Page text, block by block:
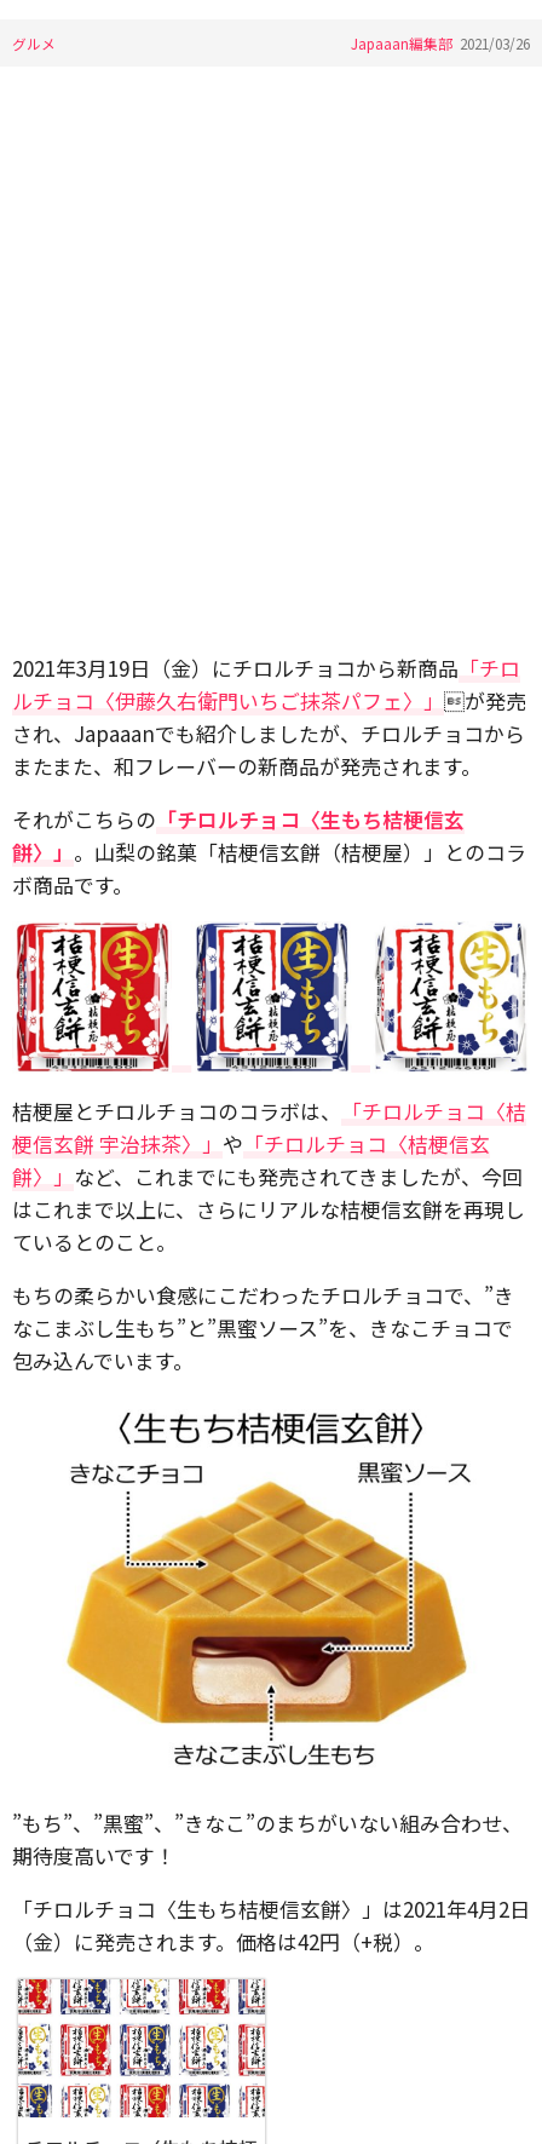
グルメ Japaaan編集部 2021/03/26
2021年3月19日（金）にチロルチョコから新商品 「チロ
ルチョコ〈伊藤久右衛門いちご抹茶パフェ〉」 が発売
され、Japaaanでも紹介しましたが、チロルチョコから
またまた、和フレーバーの新商品が発売されます。
それがこちらの 「チロルチョコ〈生もち桔梗信玄
餅〉」 。山梨の銘菓「桔梗信玄餅（桔梗屋）」とのコラ
ボ商品です。
桔梗屋とチロルチョコのコラボは、
「チロルチョコ〈桔
梗信玄餅 宇治抹茶〉」 や 「チロルチョコ〈桔梗信玄
餅〉」 など、これまでにも発売されてきましたが、今回
はこれまで以上に、さらにリアルな桔梗信玄餅を再現し
ているとのこと。
もちの柔らかい食感にこだわったチロルチョコで、”き
なこまぶし生もち”と”黒蜜ソース”を、きなこチョコで
包み込んでいます。
”もち”、”黒蜜”、”きなこ”のまちがいない組み合わせ、
期待度高いです！
「チロルチョコ〈生もち桔梗信玄餅〉」は2021年4月2日
（金）に発売されます。価格は42円（+税）。